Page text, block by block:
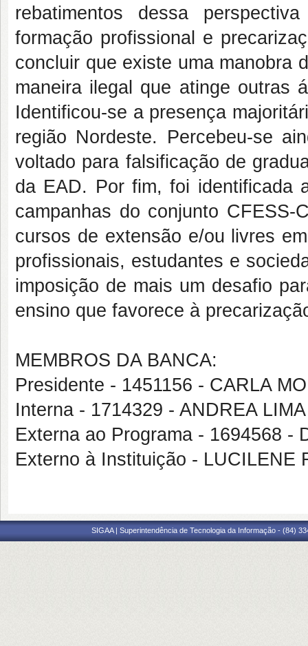
rebatimentos dessa
formação profissional e
concluir que existe uma manobra
maneira ilegal que atinge outras
Identificou-se a presença
região Nordeste. Percebeu-se
voltado para falsificação de
da EAD. Por fim, foi identificada
campanhas do conjunto
cursos de extensão e/ou livres
profissionais, estudantes e
imposição de mais um desafio
ensino que favorece à
MEMBROS DA BANCA:
Presidente - 1451156 - CARLA
Interna - 1714329 - ANDREA
Externa ao Programa - 1694568 -
Externo à Instituição - LUCILENE
SIGAA | Superintendência de Tecnologia da Informação - (84)